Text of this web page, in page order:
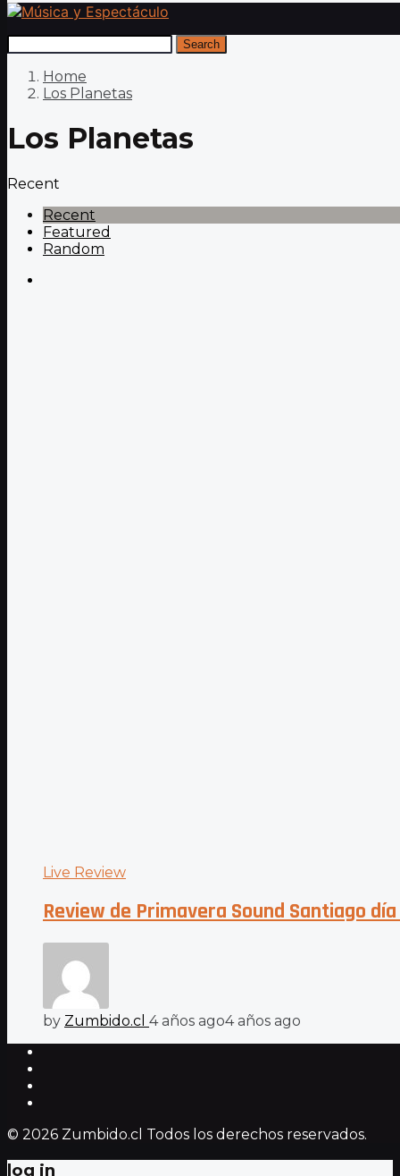
Search
Home
Los Planetas
Los Planetas
Recent
Recent
Featured
Random
Live Review
Review de Primavera Sound Santiago
by Zumbido.cl 4 años ago4 años ago
© 2026 Zumbido.cl Todos los derechos reservados.
log in